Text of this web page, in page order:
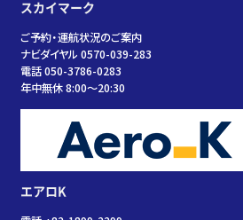
スカイマーク
ご予約・運航状況のご案内
ナビダイヤル 0570-039-283
電話 050-3786-0283
年中無休 8:00～20:30
エアロK